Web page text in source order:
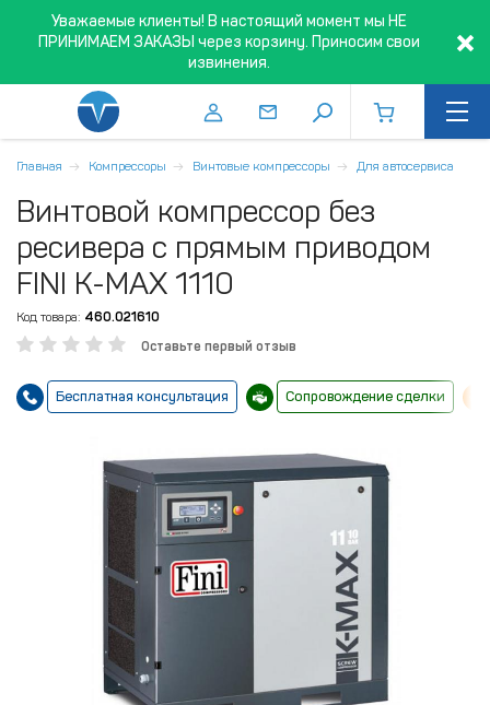
Уважаемые клиенты! В настоящий момент мы НЕ
ПРИНИМАЕМ ЗАКАЗЫ через корзину. Приносим свои
извинения.
Главная Компрессоры Винтовые компрессоры Для автосервиса
Винтовой компрессор без
ресивера с прямым приводом
FINI K-MAX 1110
Код товара: 460.021610
Оставьте первый отзыв
Бесплатная консультация Сопровождение сделки